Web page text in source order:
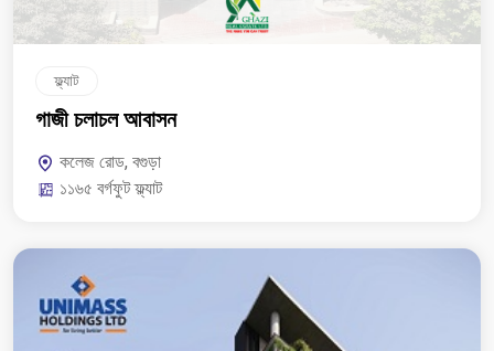
ফ্ল্যাট
গাজী চলাচল আবাসন
কলেজ রোড, বগুড়া
১১৬৫ বর্গফুট ফ্ল্যাট